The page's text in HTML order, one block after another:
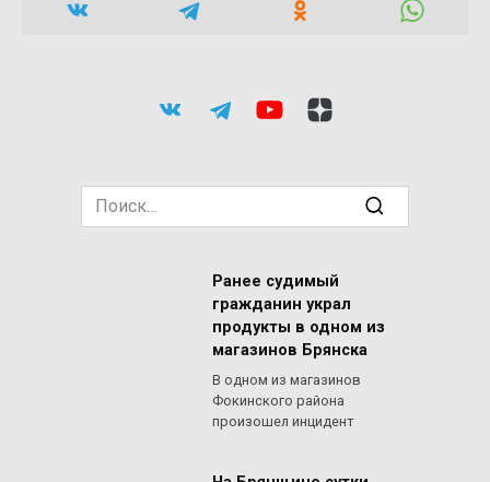
Search
for:
Ранее судимый
гражданин украл
продукты в одном из
магазинов Брянска
В одном из магазинов
Фокинского района
произошел инцидент